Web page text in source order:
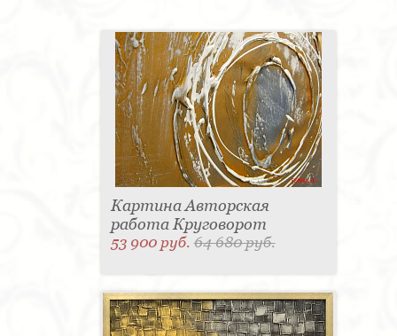
Картина Авторская
работа Круговорот
53 900 руб.64 680 руб.